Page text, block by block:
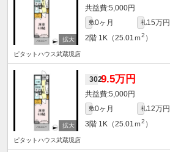
5,000円
敷0ヶ月 礼15万円
2階 1K（25.01ｍ2 ）
ピタットハウス武蔵境店
3029.5万円
5,000円
敷0ヶ月 礼12万円
3階 1K（25.01ｍ2 ）
ピタットハウス武蔵境店